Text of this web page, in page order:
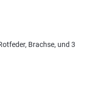
Brachse, und 3